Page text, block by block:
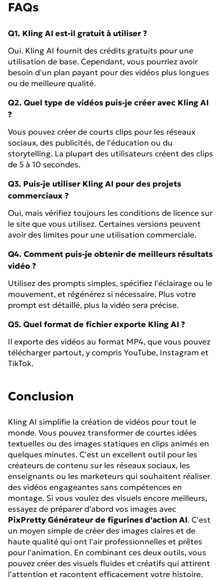
FAQs
Q1. Kling AI est-il gratuit à utiliser ?
Oui. Kling AI fournit des crédits gratuits pour une
utilisation de base. Cependant, vous pourriez avoir
besoin d'un plan payant pour des vidéos plus longues
ou de meilleure qualité.
Q2. Quel type de vidéos puis-je créer avec Kling AI
?
Vous pouvez créer de courts clips pour les réseaux
sociaux, des publicités, de l'éducation ou du
storytelling. La plupart des utilisateurs créent des clips
de 5 à 10 secondes.
Q3. Puis-je utiliser Kling AI pour des projets
commerciaux ?
Oui, mais vérifiez toujours les conditions de licence sur
le site que vous utilisez. Certaines versions peuvent
avoir des limites pour une utilisation commerciale.
Q4. Comment puis-je obtenir de meilleurs résultats
vidéo ?
Utilisez des prompts simples, spécifiez l'éclairage ou le
mouvement, et régénérez si nécessaire. Plus votre
prompt est détaillé, plus la vidéo sera précise.
Q5. Quel format de fichier exporte Kling AI ?
Il exporte des vidéos au format MP4, que vous pouvez
télécharger partout, y compris YouTube, Instagram et
TikTok.
Conclusion
Kling AI simplifie la création de vidéos pour tout le
monde. Vous pouvez transformer de courtes idées
textuelles ou des images statiques en clips animés en
quelques minutes. C'est un excellent outil pour les
créateurs de contenu sur les réseaux sociaux, les
enseignants ou les marketeurs qui souhaitent réaliser
des vidéos engageantes sans compétences en
montage. Si vous voulez des visuels encore meilleurs,
essayez de préparer d'abord vos images avec
PixPretty Générateur de figurines d'action AI. C'est
un moyen simple de créer des images claires et de
haute qualité qui ont l'air professionnelles et prêtes
pour l'animation. En combinant ces deux outils, vous
pouvez créer des visuels fluides et créatifs qui attirent
l'attention et racontent efficacement votre histoire.